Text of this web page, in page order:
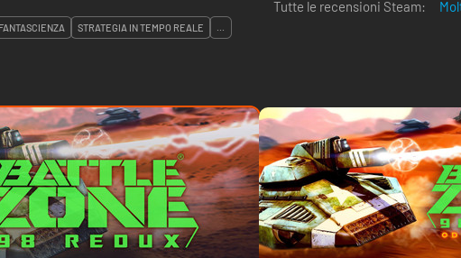
Tutte le recensioni Steam:
FANTASCIENZA STRATEGIA IN TEMPO REALE ...